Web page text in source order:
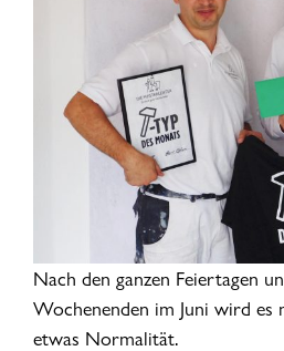
Nach den ganzen Feiertagen
Wochenenden im Juni wird
etwas Normalität.